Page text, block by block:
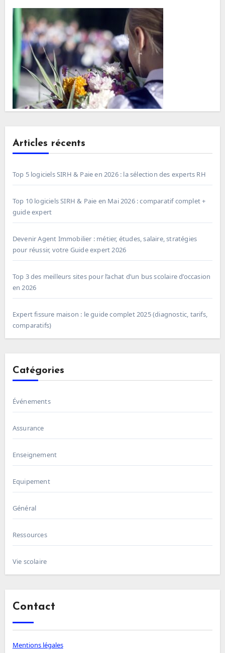
Articles récents
Top 5 logiciels SIRH & Paie en 2026 : la sélection des experts RH
Top 10 logiciels SIRH & Paie en Mai 2026 : comparatif complet +
guide expert
Devenir Agent Immobilier : métier, études, salaire, stratégies
pour réussir, votre Guide expert 2026
Top 3 des meilleurs sites pour l’achat d’un bus scolaire d’occasion
en 2026
Expert fissure maison : le guide complet 2025 (diagnostic, tarifs,
comparatifs)
Catégories
Événements
Assurance
Enseignement
Equipement
Général
Ressources
Vie scolaire
Contact
Mentions légales